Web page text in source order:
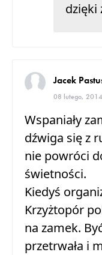
dzięki
Jacek
08 lutego,
Wspaniały
dźwiga się z
nie powróci
świetności.
Kiedyś
Krzyżtopór
na zamek.
przetrwała i